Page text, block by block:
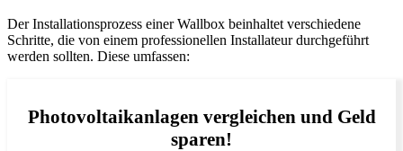
Der Installationsprozess einer Wallbox beinhaltet verschiedene
Schritte, die von einem professionellen Installateur durchgeführt
werden sollten. Diese umfassen:
Photovoltaikanlagen vergleichen und Geld
sparen!